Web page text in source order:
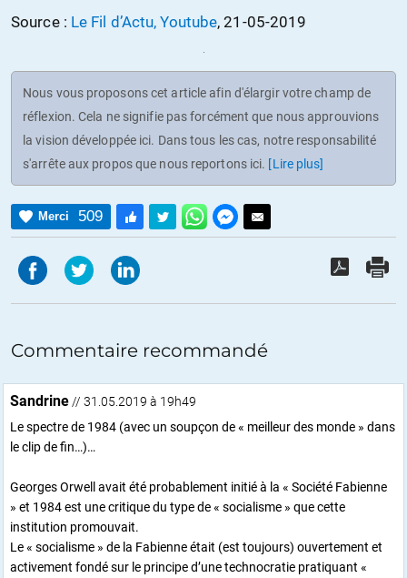
Source : Le Fil d’Actu, Youtube, 21-05-2019
Nous vous proposons cet article afin d'élargir votre champ de
réflexion. Cela ne signifie pas forcément que nous approuvions
la vision développée ici. Dans tous les cas, notre responsabilité
s'arrête aux propos que nous reportons ici. [Lire plus]
Merci 509
Commentaire recommandé
Sandrine // 31.05.2019 à 19h49
Le spectre de 1984 (avec un soupçon de « meilleur des monde » dans
le clip de fin…)…
Georges Orwell avait été probablement initié à la « Société Fabienne
» et 1984 est une critique du type de « socialisme » que cette
institution promouvait.
Le « socialisme » de la Fabienne était (est toujours) ouvertement et
activement fondé sur le principe d’une technocratie pratiquant «